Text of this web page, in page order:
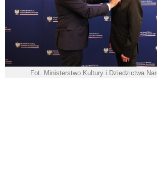
Fot. Ministerstwo Kultury i Dziedzictwa